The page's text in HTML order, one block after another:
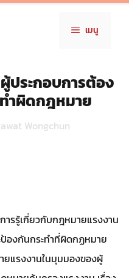
เมนู
ประกอบการต้อง
ำผิดกฎหมาย
Wongchun
ารรู้เกี่ยวกับกฎหมายแรงงาน
องกันกระทำที่ผิดกฏหมาย
ยแรงงานในมุมมองของผู้